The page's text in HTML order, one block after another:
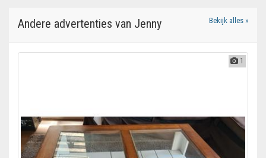
Andere advertenties van Jenny Bekijk alles »
1